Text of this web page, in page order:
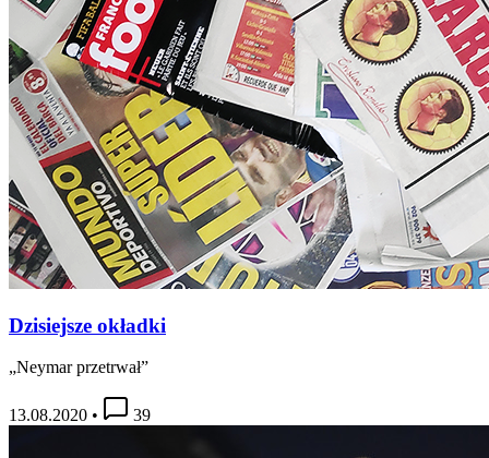
Dzisiejsze okładki
„Neymar przetrwał”
13.08.2020 • 39